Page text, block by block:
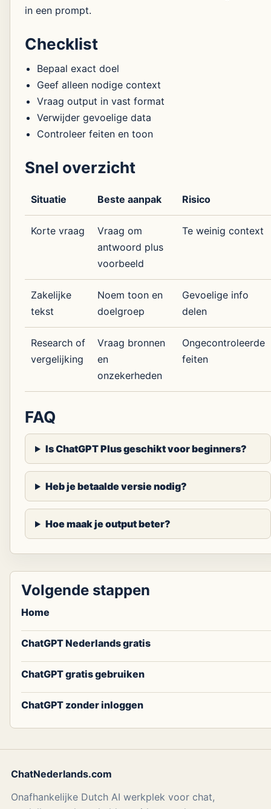
in een prompt.
Checklist
Bepaal exact doel
Geef alleen nodige context
Vraag output in vast format
Verwijder gevoelige data
Controleer feiten en toon
Snel overzicht
Situatie Beste aanpak Risico
Korte vraag
Vraag om
antwoord plus
voorbeeld
Te weinig context
Zakelijke
tekst
Noem toon en
doelgroep
Gevoelige info
delen
Research of
vergelijking
Vraag bronnen
en
onzekerheden
Ongecontroleerde
feiten
FAQ
Is ChatGPT Plus geschikt voor beginners?
Heb je betaalde versie nodig?
Hoe maak je output beter?
Volgende stappen
Home
ChatGPT Nederlands gratis
ChatGPT gratis gebruiken
ChatGPT zonder inloggen
ChatNederlands.com
Onafhankelijke Dutch AI werkplek voor chat,